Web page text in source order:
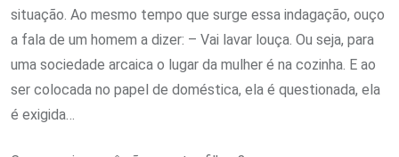
situação. Ao mesmo tempo que surge essa indagação, ouço
a fala de um homem a dizer: – Vai lavar louça. Ou seja, para
uma sociedade arcaica o lugar da mulher é na cozinha. E ao
ser colocada no papel de doméstica, ela é questionada, ela
é exigida…